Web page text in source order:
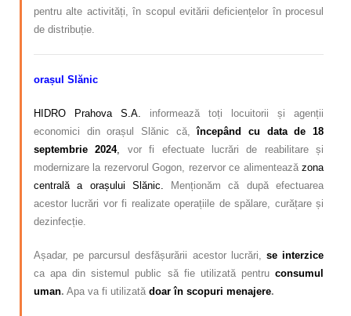
pentru alte activități, în scopul evitării deficiențelor în procesul
de distribuție.
orașul Slănic
HIDRO Prahova S.A.
informează toți locuitorii și agenții
economici din orașul Slănic că,începând cu data de18
septembrie 2024,
vor fi efectuate lucrări de reabilitare și
modernizare la rezervorul Gogon, rezervor ce alimentează zona
centrală a orașului Slănic. Menționăm că după efectuarea
acestor lucrări vor fi realizate operațiile de spălare, curățare și
dezinfecție.
Așadar, pe parcursul desfășurării acestor lucrări, se interzice
ca apa din sistemul public să fie utilizată pentru consumul
uman. Apa va fi utilizată doar în scopuri menajere.